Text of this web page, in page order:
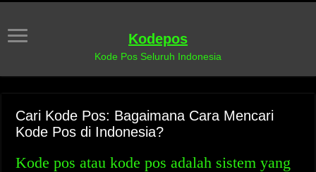
Kodepos
Kode Pos Seluruh Indonesia
Cari Kode Pos: Bagaimana Cara Mencari
Kode Pos di Indonesia?
Kode pos atau kode pos adalah sistem yang